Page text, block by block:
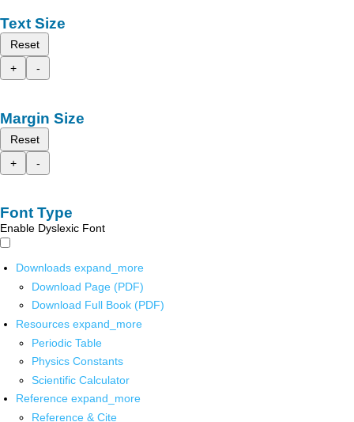
Text Size
Reset
+
-
Margin Size
Reset
+
-
Font Type
Enable Dyslexic Font
Downloads expand_more
Download Page (PDF)
Download Full Book (PDF)
Resources expand_more
Periodic Table
Physics Constants
Scientific Calculator
Reference expand_more
Reference & Cite